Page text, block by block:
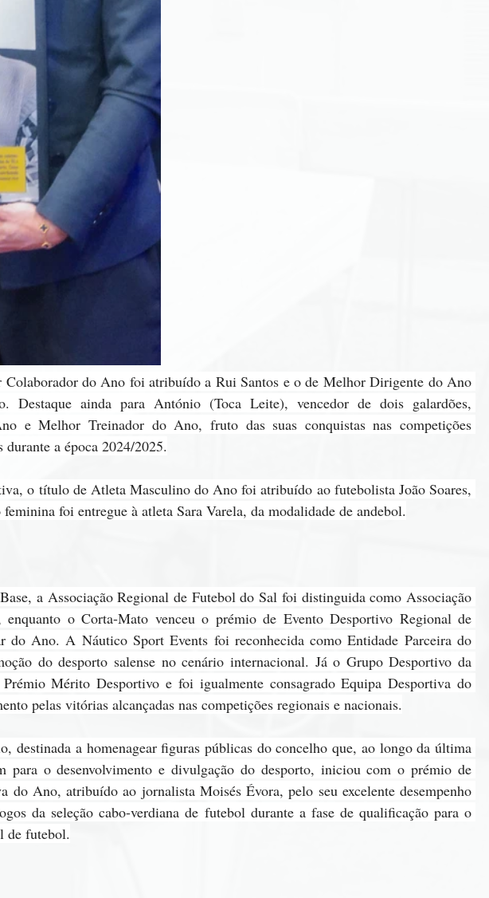
do Ano foi atribuído a Rui Santos e o de Melhor Dirigente do Ano
Destaque ainda para António (Toca Leite), vencedor de dois galardões,
e Melhor Treinador do Ano, fruto das suas conquistas nas competições
a época 2024/2025.
o título de Atleta Masculino do Ano foi atribuído ao futebolista João Soares,
foi entregue à atleta Sara Varela, da modalidade de andebol.
a Associação Regional de Futebol do Sal foi distinguida como Associação
o Corta-Mato venceu o prémio de Evento Desportivo Regional de
do Ano. A Náutico Sport Events foi reconhecida como Entidade Parceira do
do desporto salense no cenário internacional. Já o Grupo Desportivo da
Mérito Desportivo e foi igualmente consagrado Equipa Desportiva do
pelas vitórias alcançadas nas competições regionais e nacionais.
destinada a homenagear figuras públicas do concelho que, ao longo da última
para o desenvolvimento e divulgação do desporto, iniciou com o prémio de
do Ano, atribuído ao jornalista Moisés Évora, pelo seu excelente desempenho
da seleção cabo-verdiana de futebol durante a fase de qualificação para o
de futebol.